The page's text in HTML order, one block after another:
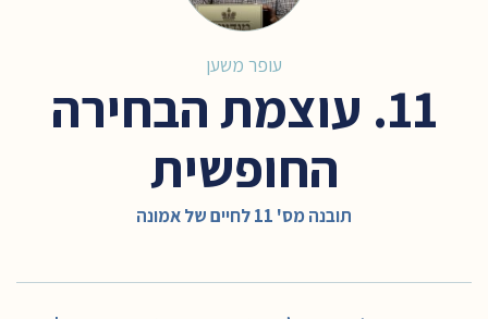
עופר משען
11. עוצמת הבחירה
החופשית
תובנה מס' 11 לחיים של אמונה